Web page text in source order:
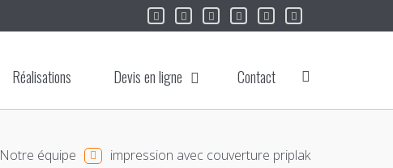
Réalisations Devis en ligne Contact
Notre équipe impression avec couverture priplak